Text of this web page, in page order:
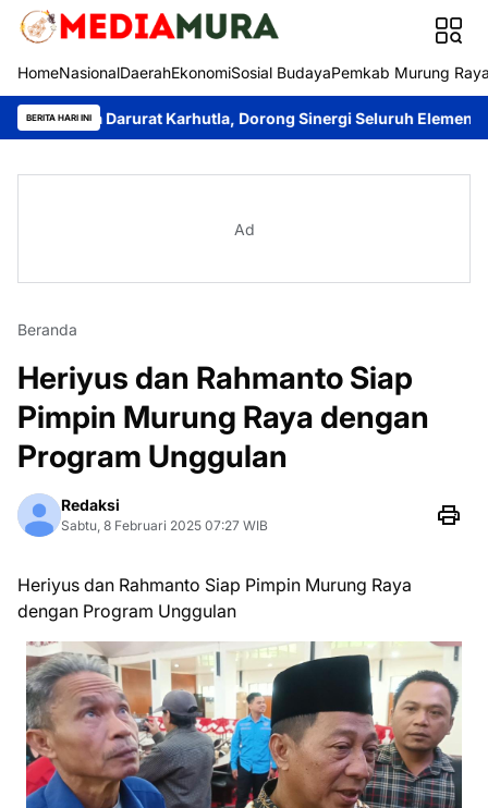
HomeNasionalDaerahEkonomiSosial BudayaPemkab Murung
BERITA HARI INI
Darurat Karhutla, Dorong Sinergi Seluruh Elemen Cegah
Ad
Beranda
Heriyus dan Rahmanto Siap
Pimpin Murung Raya dengan
Program Unggulan
Redaksi
Sabtu, 8 Februari 2025 07:27 WIB
Heriyus dan Rahmanto Siap Pimpin Murung Raya
dengan Program Unggulan